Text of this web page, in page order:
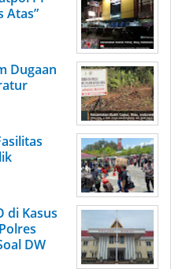
Atas”
Dugaan
di Kasus
DW